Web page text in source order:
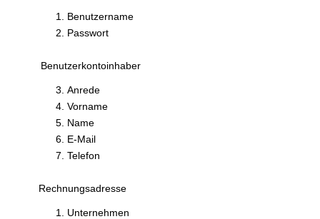
Benutzername
Passwort
Benutzerkontoinhaber
Anrede
Vorname
Name
E-Mail
Telefon
Rechnungsadresse
Unternehmen